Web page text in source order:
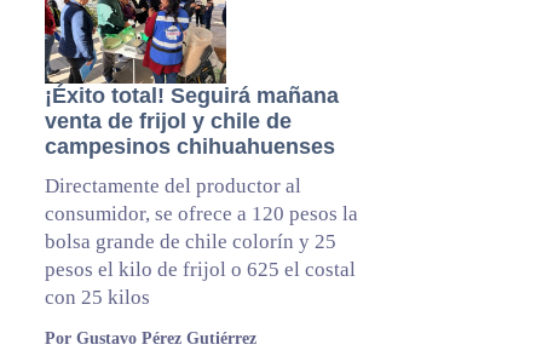
¡Éxito total! Seguirá mañana
venta de frijol y chile de
campesinos chihuahuenses
Directamente del productor al
consumidor, se ofrece a 120 pesos la
bolsa grande de chile colorín y 25
pesos el kilo de frijol o 625 el costal
con 25 kilos
Por Gustavo Pérez Gutiérrez